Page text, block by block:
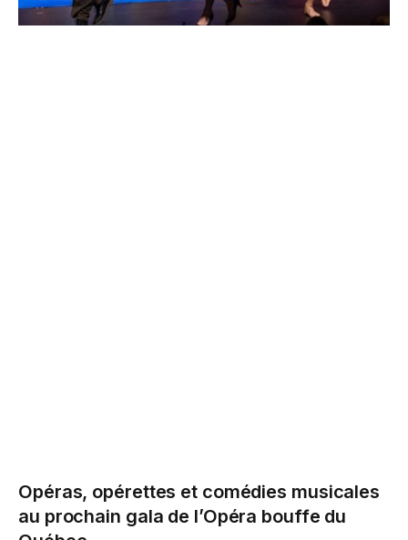
Opéras, opérettes et comédies musicales
au prochain gala de l’Opéra bouffe du